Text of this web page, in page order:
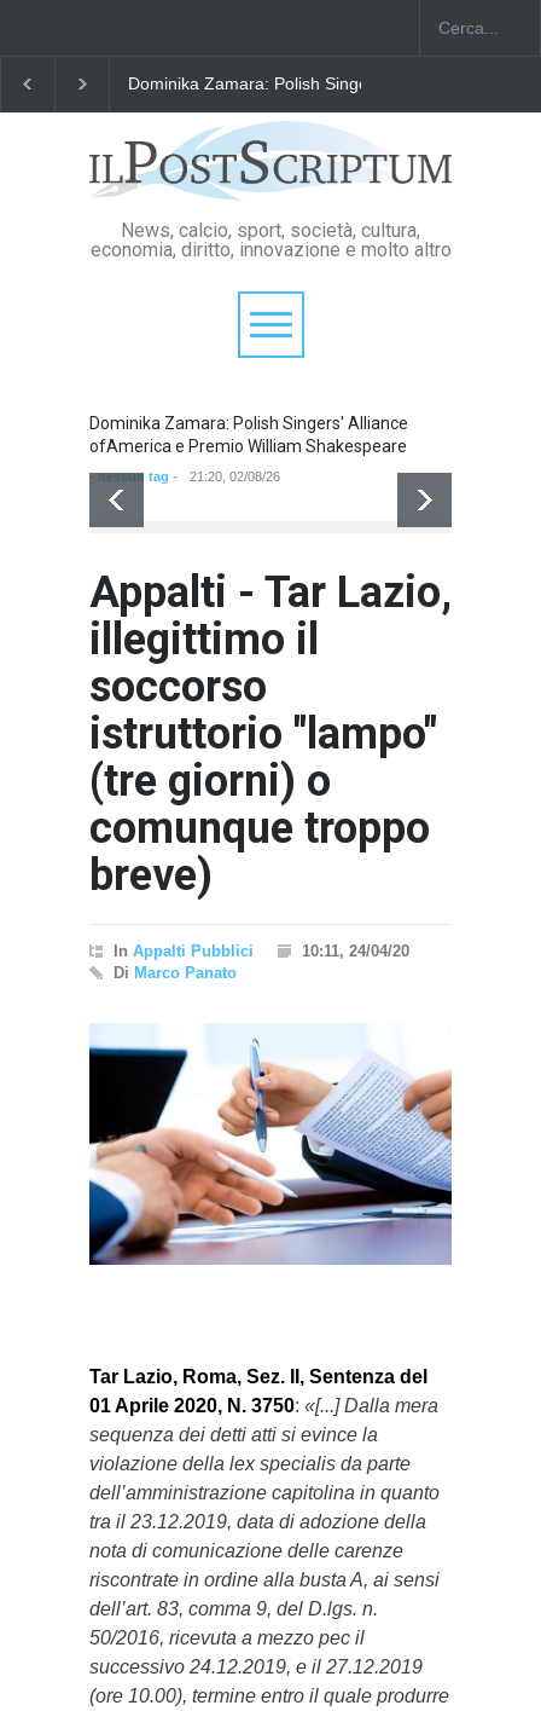
Dominika Zamara: Polish Singers' Alliance ofAmerica
News, calcio, sport, società, cultura,
economia, diritto, innovazione e molto altro
Dominika Zamara: Polish Singers' Alliance
ofAmerica e Premio William Shakespeare
- nessun tag - 21:20, 02/08/26
Appalti - Tar Lazio,
illegittimo il
soccorso
istruttorio "lampo"
(tre giorni) o
comunque troppo
breve)
In Appalti Pubblici
10:11, 24/04/20
Di Marco Panato
Tar Lazio, Roma, Sez. II, Sentenza del
01 Aprile 2020, N. 3750: «[...] Dalla mera
sequenza dei detti atti si evince la
violazione della lex specialis da parte
dell’amministrazione capitolina in quanto
tra il 23.12.2019, data di adozione della
nota di comunicazione delle carenze
riscontrate in ordine alla busta A, ai sensi
dell’art. 83, comma 9, del D.lgs. n.
50/2016, ricevuta a mezzo pec il
successivo 24.12.2019, e il 27.12.2019
(ore 10.00), termine entro il quale produrre